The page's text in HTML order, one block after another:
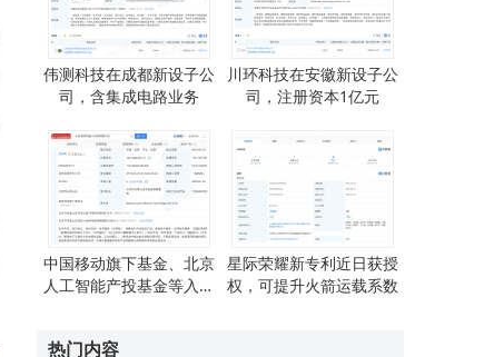
伟测科技在成都新设子公
司，含集成电路业务
川环科技在安徽新设子公
司，注册资本1亿元
中国移动旗下基金、北京
人工智能产投基金等入股
星际荣耀新专利近日获授
权，可提升火箭运载系数
热门内容